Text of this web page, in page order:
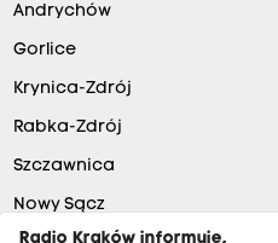
Andrychów
Gorlice
Krynica-Zdrój
Rabka-Zdrój
Szczawnica
Nowy Sącz
Radio Kraków informuje,